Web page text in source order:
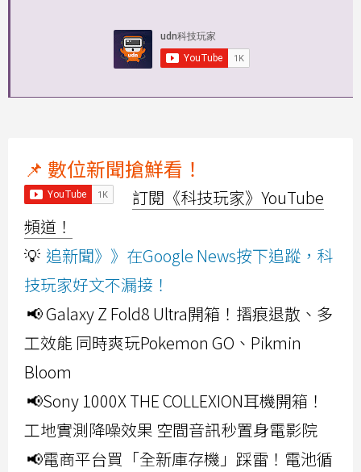
📌 數位新聞搶鮮看！
訂閱《科技玩家》YouTube
頻道！
💡 追新聞》》在Google News按下追蹤，科
技玩家好文不漏接！
📢 Galaxy Z Fold8 Ultra開箱！摺痕退散、多
工效能 同時爽玩Pokemon GO、Pikmin
Bloom
📢Sony 1000X THE COLLEXION耳機開箱！
工地實測降噪效果 空間音訊秒置身電影院
📢電商平台買「全新庫存機」踩雷！電池循